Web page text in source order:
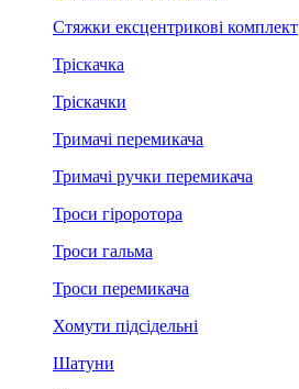
Стяжки ексцентрикові комплект
Тріскачка
Тріскачки
Тримачі перемикача
Тримачі ручки перемикача
Троси гіроротора
Троси гальма
Троси перемикача
Хомути підсідельні
Шатуни